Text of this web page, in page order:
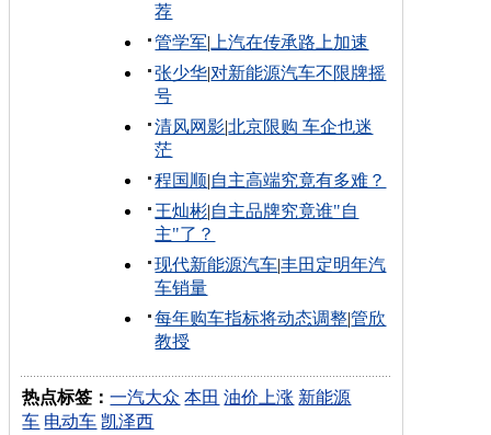
荐
管学军| 上汽在传承路上加速
张少华|对新能源汽车不限牌摇
号
清风网影|北京限购 车企也迷
茫
程国顺|自主高端究竟有多难？
王灿彬|自主品牌究竟谁"自
主"了？
现代新能源汽车|丰田定明年汽
车销量
每年购车指标将动态调整|管欣
教授
热点标签：一汽大众 本田 油价上涨 新能源
车 电动车 凯泽西